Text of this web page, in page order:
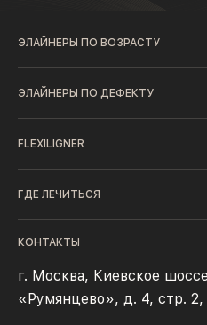
ЭЛАЙНЕРЫ ПО ВОЗРАСТУ
ЭЛАЙНЕРЫ ПО ДЕФЕКТУ
FLEXILIGNER
ГДЕ ЛЕЧИТЬСЯ
КОНТАКТЫ
г. Москва, Киевское
«Румянцево», д. 4, стр. 2,